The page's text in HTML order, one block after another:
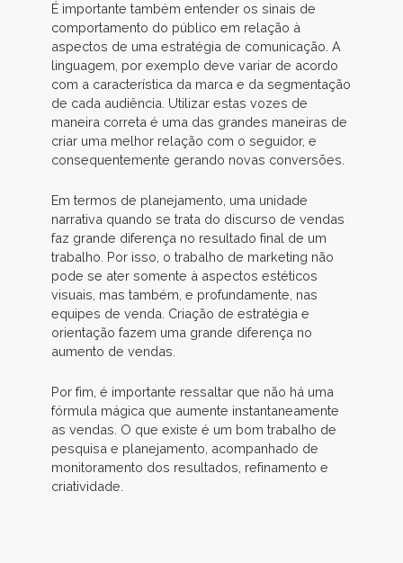
É importante também entender os sinais de
comportamento do público em relação à
aspectos de uma estratégia de comunicação. A
linguagem, por exemplo deve variar de acordo
com a característica da marca e da segmentação
de cada audiência. Utilizar estas vozes de
maneira correta é uma das grandes maneiras de
criar uma melhor relação com o seguidor, e
consequentemente gerando novas conversões.
Em termos de planejamento, uma unidade
narrativa quando se trata do discurso de vendas
faz grande diferença no resultado final de um
trabalho. Por isso, o trabalho de marketing não
pode se ater somente à aspectos estéticos
visuais, mas também, e profundamente, nas
equipes de venda. Criação de estratégia e
orientação fazem uma grande diferença no
aumento de vendas.
Por fim, é importante ressaltar que não há uma
fórmula mágica que aumente instantaneamente
as vendas. O que existe é um bom trabalho de
pesquisa e planejamento, acompanhado de
monitoramento dos resultados, refinamento e
criatividade.